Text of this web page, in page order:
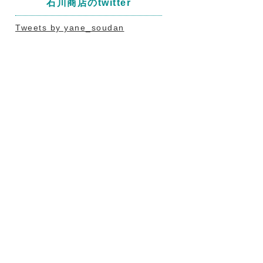
石川商店のtwitter
Tweets by yane_soudan